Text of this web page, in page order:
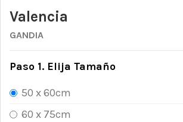
Valencia
GANDIA
Paso 1. Elija Tamaño
50 x 60cm
60 x 75cm